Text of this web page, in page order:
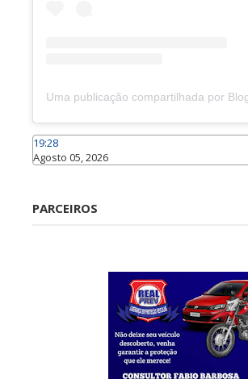
19:28
Agosto 05, 2026
PARCEIROS